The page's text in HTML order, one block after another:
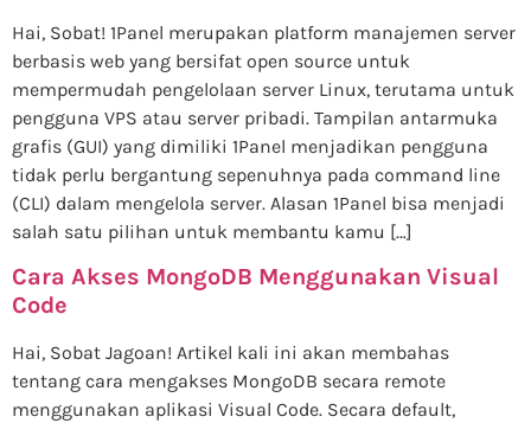
Hai, Sobat! 1Panel merupakan platform manajemen server
berbasis web yang bersifat open source untuk
mempermudah pengelolaan server Linux, terutama untuk
pengguna VPS atau server pribadi. Tampilan antarmuka
grafis (GUI) yang dimiliki 1Panel menjadikan pengguna
tidak perlu bergantung sepenuhnya pada command line
(CLI) dalam mengelola server. Alasan 1Panel bisa menjadi
salah satu pilihan untuk membantu kamu […]
Cara Akses MongoDB Menggunakan Visual
Code
Hai, Sobat Jagoan! Artikel kali ini akan membahas
tentang cara mengakses MongoDB secara remote
menggunakan aplikasi Visual Code. Secara default,